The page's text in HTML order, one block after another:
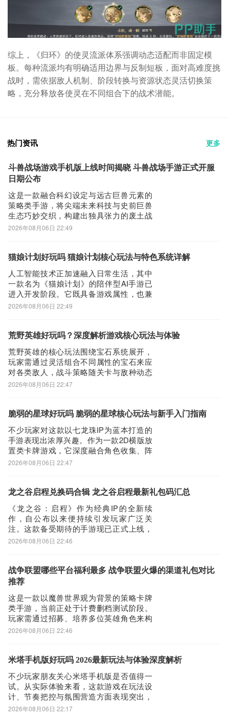
综上，《归环》的使灵流派体系强调动态适配而非固定模
板。每种流派均有明确适用边界与反制短板，面对高难度挑
战时，需依据敌人机制、阶段转换与资源状态灵活切换策
略，充分释放各使灵在不同组合下的战术潜能。
热门资讯 更多
斗兽战场游戏手机版上线时间揭晓 斗兽战场手游正式开服
日期公布
这是一款融合科幻设定与远古巨兽元素的
策略类手游，将尖端未来科技与史前巨兽
生态巧妙交织，构建出独具张力的废土战
场。游戏于6月11日正式上线，而最新版本
【斗兽战场】最新版预约/下载》》》》》#
2026年08月06日 22:49
猫娘计划好玩吗 猫娘计划核心玩法与特色系统详解
人工智能技术正加速融入日常生活，其中
一款名为《猫娘计划》的陪伴型AI手游已
进入开发阶段。它既具备游戏属性，也兼
具实用工具功能。关于这款产品的体验感
逻辑。有意向参与测试的用户，可通过九
新版预
2026年08月06日 22:49
荒野英雄好玩吗？深度解析游戏核心玩法与体验
荒野英雄的核心玩法围绕宝石系统展开，
玩家需通过灵活组合不同属性的宝石来应
对各类敌人，战斗策略随关卡与敌种动态
变化，带来持续的新鲜感与深度思考空
台预约下载——作为当前手游福利体系最
登录即领代金券
2026年08月06日 22:47
脆弱的星球好玩吗 脆弱的星球核心玩法与新手入门指南
不少玩家对这款以七龙珠IP为蓝本打造的
手游表现出浓厚兴趣。作为一款2D横版放
置类卡牌游戏，它深度融合角色收集、阵
容构建、策略搭配与离线挂机等核心玩
家判断其是否值得提前预约并深度投入。
址》》》》》#脆
2026年08月06日 22:47
龙之谷启程兑换码合辑 龙之谷启程最新礼包码汇总
《龙之谷：启程》作为经典IP的全新续
作，自公布以来便持续引发玩家广泛关
注。这款备受期待的手游现已正式上线，
不仅延续了原作恢弘的世界观与沉浸式剧
谷：启程】最新版预约/下载地
址》》》》》#龙之谷：启程
2026年08月06日 22:46
战争联盟哪些平台福利最多 战争联盟火爆的渠道礼包对比
推荐
这是一款以魔兽世界观为背景的策略卡牌
类手游，当前正处于计费删档测试阶段。
玩家需通过招募、培养多位英雄角色来构
建阵容，而角色成长所需的资源——如招
在众多平台中，九游app提供的专属礼包数
行业前列
2026年08月06日 22:46
米塔手机版好玩吗 2026最新玩法与体验深度解析
不少玩家朋友关心米塔手机版是否值得一
试。从实际体验来看，这款游戏在玩法设
计、节奏把控与氛围营造方面表现突出，
尤其适合偏好剧情驱动型体验的用户。本
2026年08月06日 22:17